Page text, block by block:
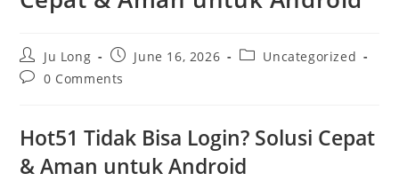
Post
author:
Ju Long
Post
published:
June 16, 2026
PostUncategorized
Post0 Comments
Hot51 Tidak Bisa Login? Solusi Cepat
& Aman untuk Android